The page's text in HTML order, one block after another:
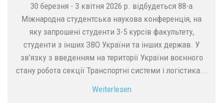
30 березня - 3 квітня 2026 р. відбудеться 88-а
Міжнародна студентська наукова конференція, на
яку запрошені студенти 3-5 курсів факультету,
студенти з інших ЗВО України та інших держав. У
зв’язку з введенням на території України воєнного
стану робота секції Транспортні системи і логістика...
Weiterlesen